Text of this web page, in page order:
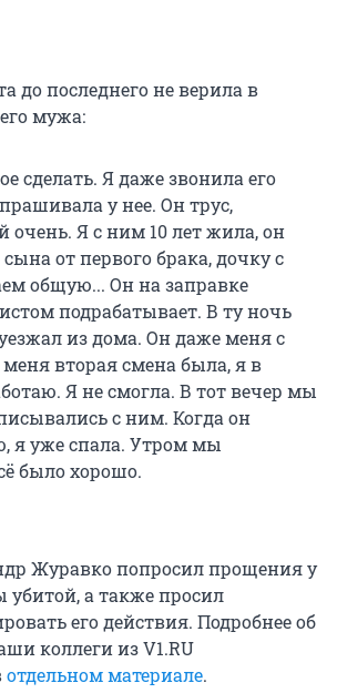
до последнего не верила в
мужа:
сделать. Я даже звонила его
у нее. Он трус,
Я с ним 10 лет жила, он
от первого брака, дочку с
общую... Он на заправке
подрабатывает. В ту ночь
из дома. Он даже меня с
меня вторая смена была, я в
Я не смогла. В тот вечер мы
с ним. Когда он
я уже спала. Утром мы
было хорошо.
Журавко попросил прощения у
убитой, а также просил
его действия. Подробнее об
коллеги из V1.RU
отдельном материале.